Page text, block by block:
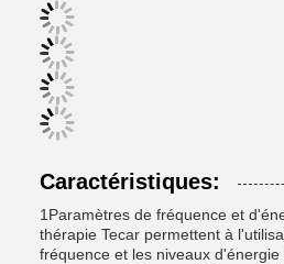
Caractéristiques:
1Paramètres de fréquence et
thérapie Tecar permettent à
fréquence et les niveaux d'énergie